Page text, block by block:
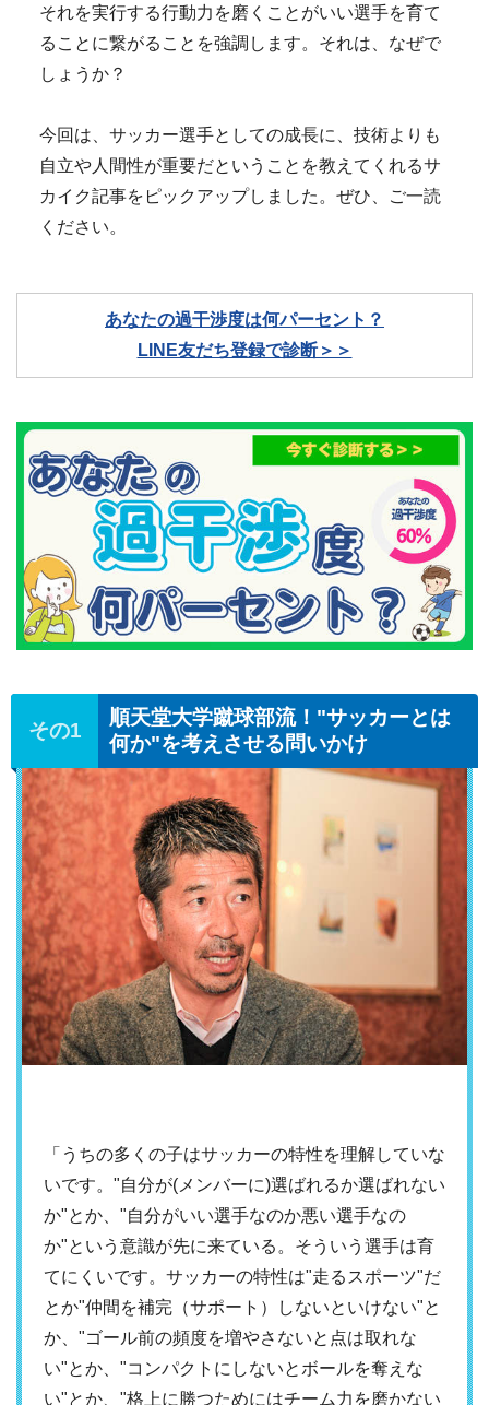
それを実行する行動力を磨くことがいい選手を育て
ることに繋がることを強調します。それは、なぜで
しょうか？
今回は、サッカー選手としての成長に、技術よりも
自立や人間性が重要だということを教えてくれるサ
カイク記事をピックアップしました。ぜひ、ご一読
ください。
あなたの過干渉度は何パーセント？
LINE友だち登録で診断＞＞
順天堂大学蹴球部流！"サッカーとは
何か"を考えさせる問いかけ
「うちの多くの子はサッカーの特性を理解していな
いです。"自分が(メンバーに)選ばれるか選ばれない
か"とか、"自分がいい選手なのか悪い選手なの
か"という意識が先に来ている。そういう選手は育
てにくいです。サッカーの特性は"走るスポーツ"だ
とか"仲間を補完（サポート）しないといけない"と
か、"ゴール前の頻度を増やさないと点は取れな
い"とか、"コンパクトにしないとボールを奪えな
い"とか、"格上に勝つためにはチーム力を磨かない